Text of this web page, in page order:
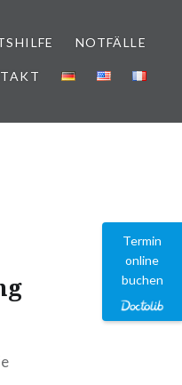
NOTFÄLLE
Termin
online
buchen